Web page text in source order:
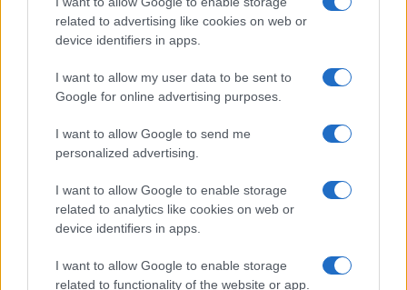
related to advertising like cookies on web or
device identifiers in apps.
I want to allow my user data to be sent to
Google for online advertising purposes.
I want to allow Google to send me
personalized advertising.
I want to allow Google to enable storage
related to analytics like cookies on web or
device identifiers in apps.
I want to allow Google to enable storage
related to functionality of the website or app.
OFFERTE&CONSIGLI
Come abbinare le scarpe arancioni: consigli e
ispirazioni per l’estate 2026